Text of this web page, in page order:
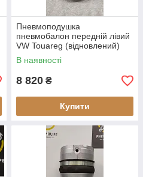
Пневмоподушка
пневмобалон передній лівий
VW Touareg (відновлений)
В наявності
8 820 ₴
Купити